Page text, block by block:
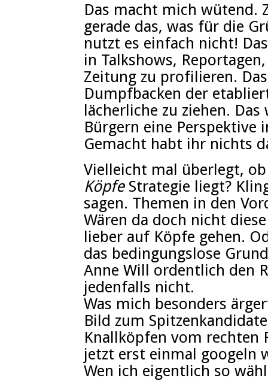
Das macht mich wütend.
gerade das, was für die
nutzt es einfach nicht!
in Talkshows,
Zeitung zu profilieren.
Dumpfbacken der
lächerliche zu ziehen. Das
Bürgern eine Perspektive
Gemacht habt ihr nichts
Vielleicht mal überlegt,
KöpfeStrategie liegt?
sagen. Themen in den
Wären da doch nicht
lieber auf Köpfe gehen.
das bedingungslose
Anne Will ordentlich den
jedenfalls nicht.
Was mich besonders
Bild zum
Knallköpfen vom rechten
jetzt erst einmal googeln
Wen ich eigentlich so